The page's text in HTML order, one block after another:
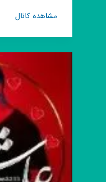
مشاهده کانالکانال
🎹